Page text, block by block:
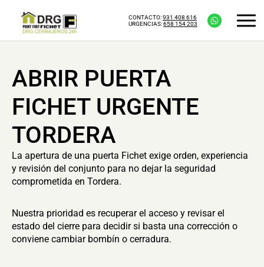
CONTACTO:931 408 616
URGENCIAS:658 154 203
ABRIR PUERTA
FICHET URGENTE
TORDERA
La apertura de una puerta Fichet exige orden, experiencia
y revisión del conjunto para no dejar la seguridad
comprometida en Tordera.
Nuestra prioridad es recuperar el acceso y revisar el
estado del cierre para decidir si basta una corrección o
conviene cambiar bombín o cerradura.